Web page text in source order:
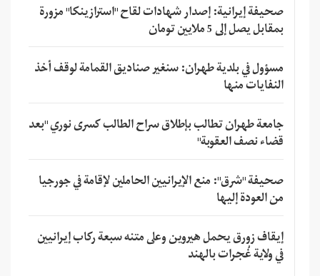
صحيفة إيرانية: إصدار شهادات لقاح "استرازينكا" مزورة
بمقابل يصل إلى 5 ملايين تومان
مسؤول في بلدية طهران: سنغير صناديق القمامة لوقف أخذ
النفايات منها
جامعة طهران تطالب بإطلاق سراح الطالب كسرى نوري "بعد
قضاء نصف العقوبة"
صحيفة "شرق": منع الإيرانيين الحاملين لإقامة في جورجيا
من العودة إليها
إيقاف زورق يحمل هيروين وعلى متنه سبعة ركاب إيرانيين
في ولاية غُجرات بالهند